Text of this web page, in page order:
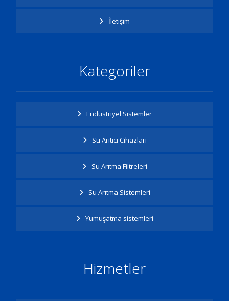
İletişim
Kategoriler
Endüstriyel Sistemler
Su Arıtıcı Cihazları
Su Arıtma Filtreleri
Su Arıtma Sistemleri
Yumuşatma sistemleri
Hizmetler